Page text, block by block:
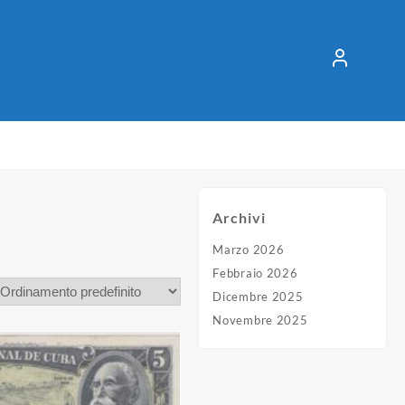
Archivi
Marzo 2026
Febbraio 2026
Dicembre 2025
Novembre 2025